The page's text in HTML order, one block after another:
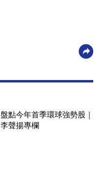
盤點今年首季環球強勢股｜
李聲揚專欄